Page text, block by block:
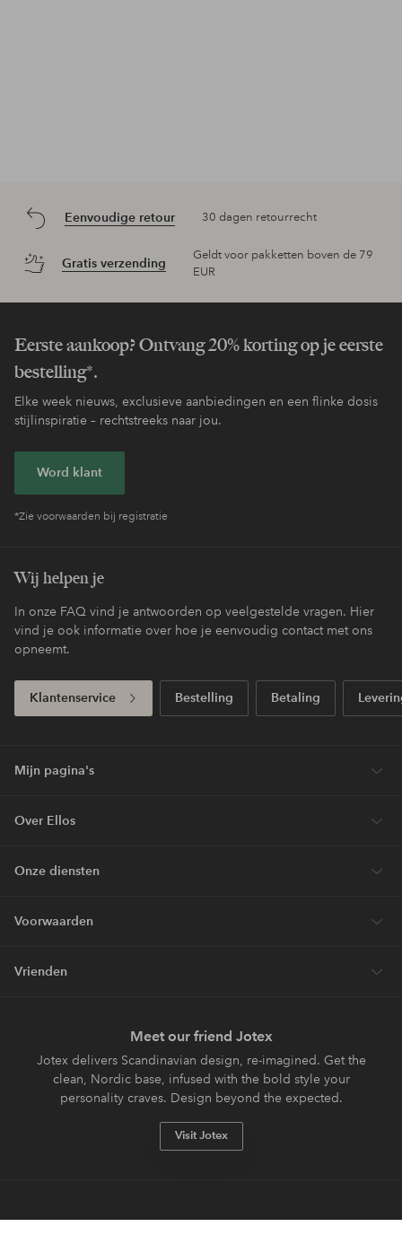
Eenvoudige retour 30 dagen retourrecht
Gratis verzending
Geldt voor pakketten boven de 79
EUR
Eerste aankoop? Ontvang 20% korting op je eerste
bestelling*.
Elke week nieuws, exclusieve aanbiedingen en een flinke dosis
stijlinspiratie – rechtstreeks naar jou.
Word klant
*Zie voorwaarden bij registratie
Wij helpen je
In onze FAQ vind je antwoorden op veelgestelde vragen. Hier
vind je ook informatie over hoe je eenvoudig contact met ons
opneemt.
Klantenservice Bestelling Betaling
Mijn pagina's
Over Ellos
Onze diensten
Voorwaarden
Vrienden
Meet our friend Jotex
Jotex delivers Scandinavian design, re-imagined. Get the
clean, Nordic base, infused with the bold style your
personality craves. Design beyond the expected.
Visit Jotex